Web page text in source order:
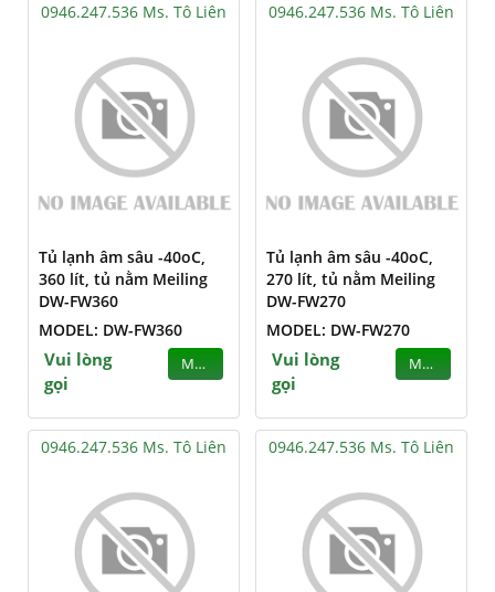
0946.247.536 Ms. Tô Liên
Tủ lạnh âm sâu -40oC,
360 lít, tủ nằm Meiling
DW-FW360
MODEL: DW-FW360
Vui lòng
gọi
MUA
0946.247.536 Ms. Tô Liên
Tủ lạnh âm sâu -40oC,
270 lít, tủ nằm Meiling
DW-FW270
MODEL: DW-FW270
Vui lòng
gọi
MUA
0946.247.536 Ms. Tô Liên 0946.247.536 Ms. Tô Liên